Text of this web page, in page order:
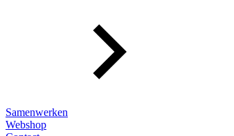
Samenwerken
Webshop